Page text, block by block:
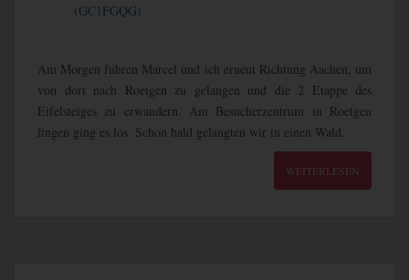
( GC1FGQG)
Am Morgen fuhren Marcel und ich erneut Richtung Aachen, um
von dort nach Roetgen zu gelangen und die 2 Etappe des
Eifelsteiges zu erwandern. Am Besucherzentrum in Roetgen
fingen ging es los. Schon bald gelangten wir in einen Wald.
WEITERLESEN